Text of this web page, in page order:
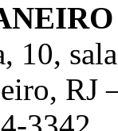
10,
RJ